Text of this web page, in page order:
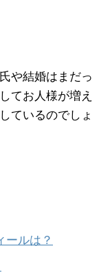
や結婚はまだっ
てお人様が増え
ているのでしょ
ールは？